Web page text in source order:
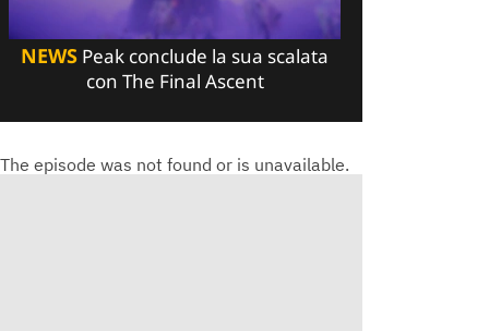
NEWS Peak conclude la sua scalata
con The Final Ascent